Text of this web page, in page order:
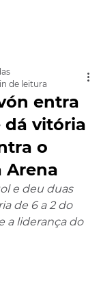
entra
dá vitória
o
Arena
de leitura
e deu duas
de 6 a 2 do
a liderança do